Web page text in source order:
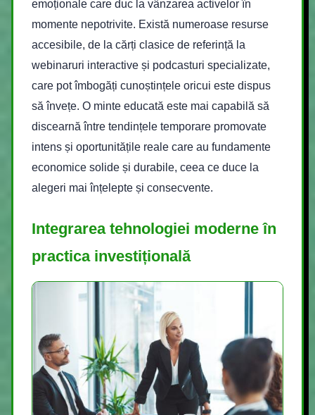
emoționale care duc la vânzarea activelor în
momente nepotrivite. Există numeroase resurse
accesibile, de la cărți clasice de referință la
webinaruri interactive și podcasturi specializate,
care pot îmbogăți cunoștințele oricui este dispus
să învețe. O minte educată este mai capabilă să
discearnă între tendințele temporare promovate
intens și oportunitățile reale care au fundamente
economice solide și durabile, ceea ce duce la
alegeri mai înțelepte și consecvente.
Integrarea tehnologiei moderne în
practica investițională